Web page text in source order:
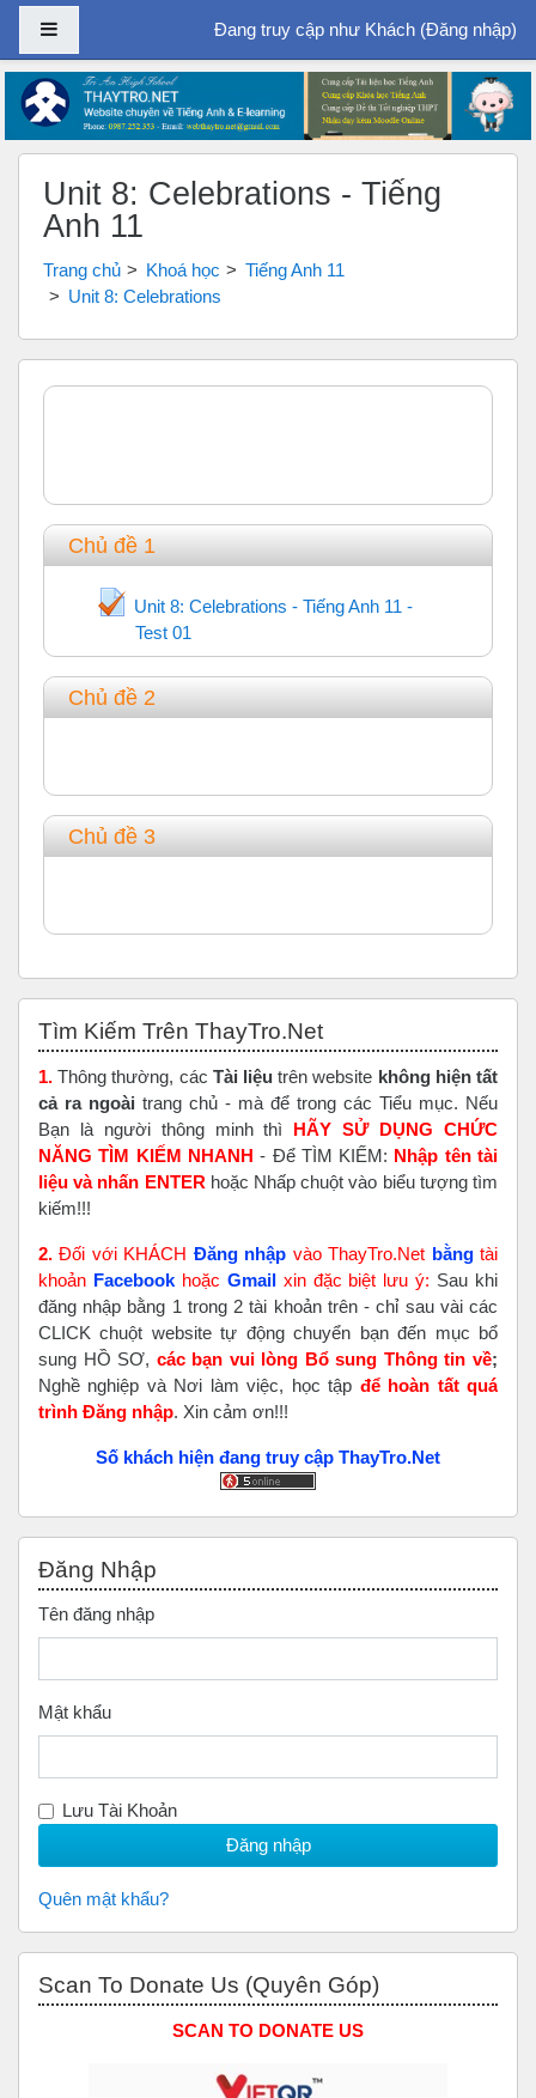
Chuyển tới nội dung chính
Bảng điều khiển cạnhĐang truy cập như Khách (Đăng nhập)
Unit 8: Celebrations - Tiếng
Anh 11
Trang chủ Khoá học
Tiếng Anh 11
Unit 8: Celebrations
Tổng quan các chủ đề
Chủ đề 1
Unit 8: Celebrations - Tiếng Anh 11 -
Test 01
Trắc nghiệm
Chủ đề 2
Chủ đề 3
Tìm Kiếm Trên ThayTro.Net
1. Thông thường, các Tài liệu trên website không hiện tất
cả ra ngoài trang chủ - mà để trong các Tiểu mục. Nếu
Bạn là người thông minh thì HÃY SỬ DỤNG CHỨC
NĂNG TÌM KIẾM NHANH - Để TÌM KIẾM: Nhập tên tài
liệu và nhấn ENTER hoặc Nhấp chuột vào biểu tượng tìm
kiếm!!!
2. Đối với KHÁCH Đăng nhập vào ThayTro.Net bằngtài
khoản Facebook hoặc Gmailxin đặc biệt lưu ý: Sau khi
đăng nhập bằng 1 trong 2 tài khoản trên - chỉ sau vài các
CLICK chuột website tự động chuyển bạn đến mục bổ
sung HỒ SƠ, các bạn vui lòng Bổ sung Thông tin về;
Nghề nghiệp và Nơi làm việc, học tập để hoàn tấtquá
trình Đăng nhập. Xin cảm ơn!!!
Số khách hiện đang truy cập ThayTro.Net
Đăng Nhập
Tên đăng nhập
Mật khẩu
Lưu Tài Khoản
Quên mật khẩu?
Scan To Donate Us (Quyên Góp)
SCAN TO DONATE US